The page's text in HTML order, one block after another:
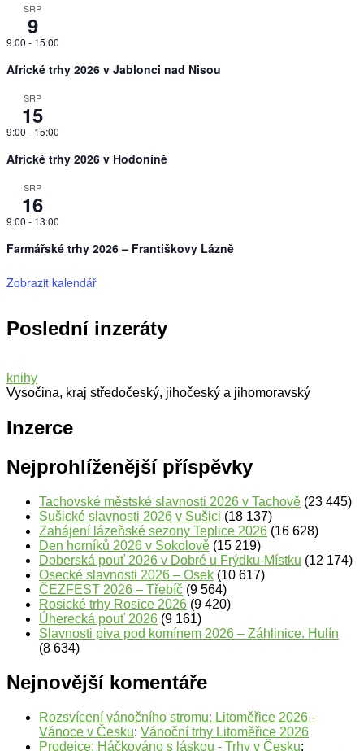
SRP
9
9:00 - 15:00
Africké trhy 2026 v Jablonci nad Nisou
SRP
15
9:00 - 15:00
Africké trhy 2026 v Hodoníně
SRP
16
9:00 - 13:00
Farmářské trhy 2026 – Františkovy Lázně
Zobrazit kalendář
Poslední inzeráty
knihy
Vysočina, kraj středočeský, jihočeský a jihomoravský
Inzerce
Nejprohlíženější příspěvky
Tachovské městské slavnosti 2026 v Tachově (23 445)
Sušické slavnosti 2026 v Sušici (18 137)
Zahájení lázeňské sezony Teplice 2026 (16 628)
Den horníků 2026 v Sokolově (15 219)
Doberská pouť 2026 v Dobré u Frýdku-Místku (12 174)
Osecké slavnosti 2026 – Osek (10 617)
ČEZFEST 2026 – Třebíč (9 564)
Rosické trhy Rosice 2026 (9 420)
Úherecká pouť 2026 (9 161)
Slavnosti piva pod komínem 2026 – Záhlinice. Hulín
(8 634)
Nejnovější komentáře
Rozsvícení vánočního stromu: Litoměřice 2026 -
Vánoce v Česku: Vánoční trhy Litoměřice 2026
Prodejce: Háčkováno s láskou - Trhy v Česku: